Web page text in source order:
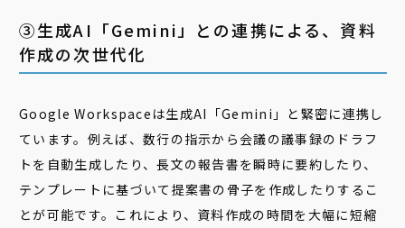
③生成AI「Gemini」との連携による、資料
作成の次世代化
Google Workspaceは生成AI「Gemini」と緊密に連携し
ています。例えば、数行の指示から会議の議事録のドラフ
トを自動生成したり、長文の報告書を瞬時に要約したり、
テンプレートに基づいて提案書の骨子を作成したりするこ
とが可能です。これにより、資料作成の時間を大幅に短縮